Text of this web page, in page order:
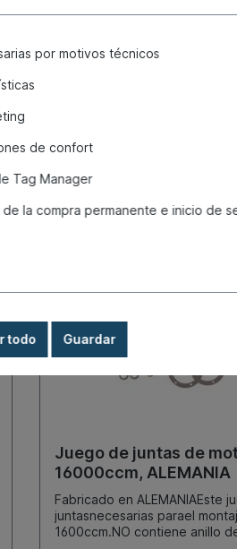
Juego de juntas de
16000ccm, ALEMANIA
Fabricado en ALEMANIAEste
juntasnecesarias parael
1600ccm.NO contiene anillo
por motivos técnicos
de confort
Tag Manager
de la compra permanente e inicio de
todo Guardar